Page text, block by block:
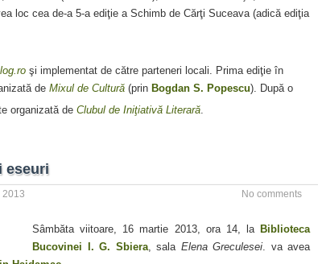
loc cea de-a 5-a ediţie a Schimb de Cărţi Suceava (adică ediţia
şi implementat de către parteneri locali. Prima ediţie în
de Mixul de Cultură (prin Bogdan S. Popescu). După o
organizată de Clubul de Iniţiativă Literară.
eseuri
2013 No comments
Sâmbăta viitoare, 16 martie 2013, ora 14, la Biblioteca
Bucovinei I. G. Sbiera, sala Elena Greculesei. va avea